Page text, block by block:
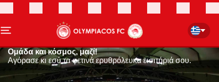
Ομάδα και κόσμος, μαζί!
Αγόρασε κι εσύ τα φετινά ερυθρόλευκα εισιτήριά σου.